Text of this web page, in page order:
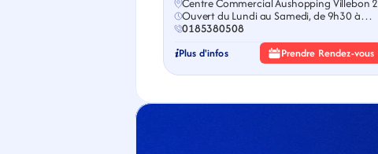
Centre Commercial Aushopping Villebon 2
Ouvert du Lundi au Samedi, de 9h30 à
19h30
0185380508
Plus d'infos Prendre Rendez-vous